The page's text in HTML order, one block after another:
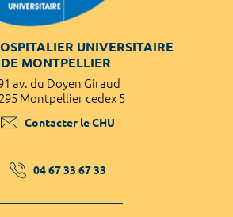
UNIVERSITAIRE
DE MONTPELLIER
av. du Doyen Giraud
Montpellier cedex 5
Contacter le CHU
04 67 33 67 33